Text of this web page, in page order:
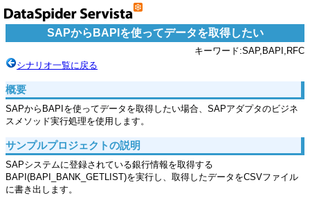
SAPからBAPIを使ってデータを取得したい
キーワード:SAP,BAPI,RFC
シナリオ一覧に戻る
概要
SAPからBAPIを使ってデータを取得したい場合、SAPアダプタのビジネ
スメソッド実行処理を使用します。
サンプルプロジェクトの説明
SAPシステムに登録されている銀行情報を取得する
BAPI(BAPI_BANK_GETLIST)を実行し、取得したデータをCSVファイル
に書き出します。